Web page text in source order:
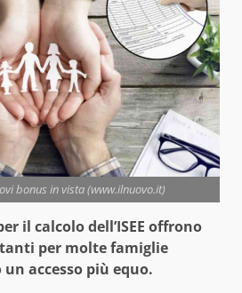
bonus in vista (www.ilnuovo.it)
il calcolo dell’ISEE offrono
per molte famiglie
accesso più equo.